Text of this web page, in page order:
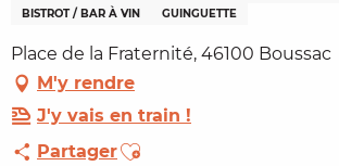
BISTROT / BAR À VIN
GUINGUETTE
Place de la Fraternité, 46100 Boussac
M'y rendre
J'y vais en train !
PartagerAjouter aux favoris